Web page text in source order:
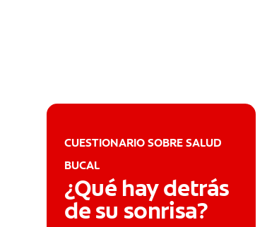
CUESTIONARIO SOBRE SALUD
BUCAL
¿Qué hay detrás
de su sonrisa?